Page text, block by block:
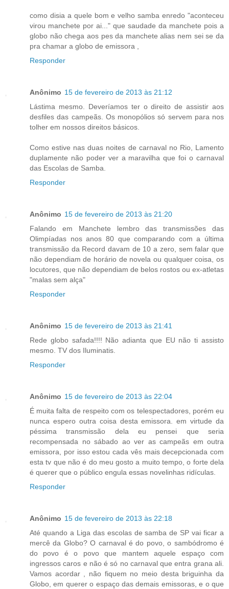
como disia a quele bom e velho samba enredo "aconteceu
virou manchete por ai..." que saudade da manchete pois a
globo não chega aos pes da manchete alias nem sei se da
pra chamar a globo de emissora ,
Responder
Anônimo 15 de fevereiro de 2013 às 21:12
Lástima mesmo. Deveríamos ter o direito de assistir aos
desfiles das campeãs. Os monopólios só servem para nos
tolher em nossos direitos básicos.
Como estive nas duas noites de carnaval no Rio, Lamento
duplamente não poder ver a maravilha que foi o carnaval
das Escolas de Samba.
Responder
Anônimo 15 de fevereiro de 2013 às 21:20
Falando em Manchete lembro das transmissões das
Olimpíadas nos anos 80 que comparando com a última
transmissão da Record davam de 10 a zero, sem falar que
não dependiam de horário de novela ou qualquer coisa, os
locutores, que não dependiam de belos rostos ou ex-atletas
"malas sem alça"
Responder
Anônimo 15 de fevereiro de 2013 às 21:41
Rede globo safada!!!! Não adianta que EU não ti assisto
mesmo. TV dos Iluminatis.
Responder
Anônimo 15 de fevereiro de 2013 às 22:04
É muita falta de respeito com os telespectadores, porém eu
nunca espero outra coisa desta emissora. em virtude da
péssima transmissão dela eu pensei que seria
recompensada no sábado ao ver as campeãs em outra
emissora, por isso estou cada vês mais decepcionada com
esta tv que não é do meu gosto a muito tempo, o forte dela
é querer que o público engula essas novelinhas ridículas.
Responder
Anônimo 15 de fevereiro de 2013 às 22:18
Até quando a Liga das escolas de samba de SP vai ficar a
mercê da Globo? O carnaval é do povo, o sambódromo é
do povo é o povo que mantem aquele espaço com
ingressos caros e não é só no carnaval que entra grana ali.
Vamos acordar , não fiquem no meio desta briguinha da
Globo, em querer o espaço das demais emissoras, e o que